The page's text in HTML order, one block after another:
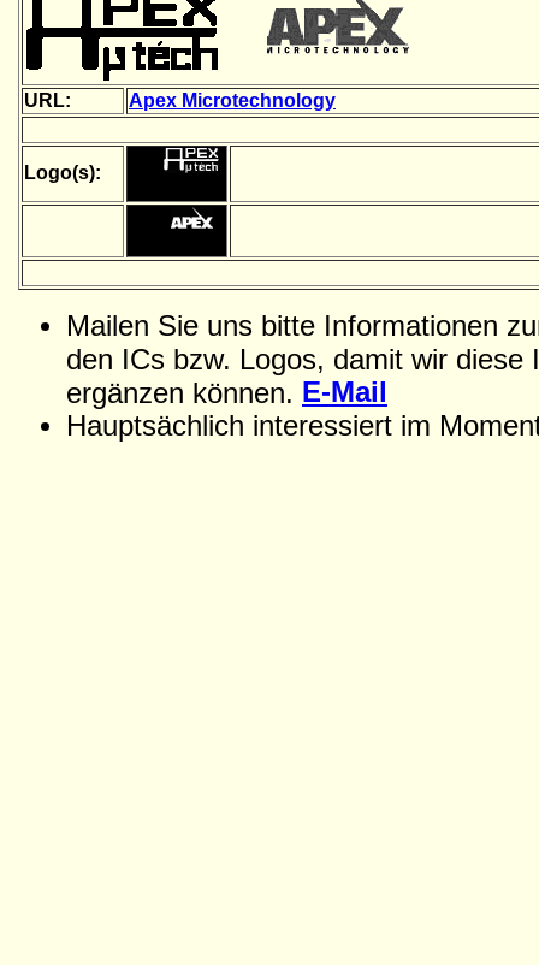
URL: Apex Microtechnology
Logo(s):
Mailen Sie uns bitte Informationen
den ICs bzw. Logos, damit wir diese
ergänzen können. E-Mail
Hauptsächlich interessiert im